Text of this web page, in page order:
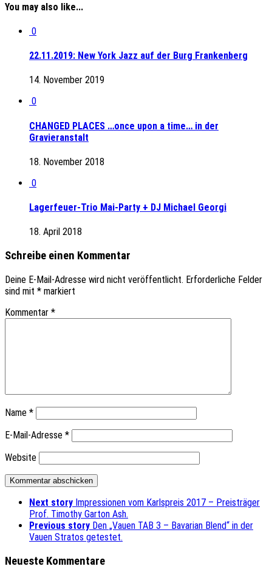
You may also like...
0
22.11.2019: New York Jazz auf der Burg Frankenberg
14. November 2019
0
CHANGED PLACES …once upon a time… in der
Gravieranstalt
18. November 2018
0
Lagerfeuer-Trio Mai-Party + DJ Michael Georgi
18. April 2018
Schreibe einen Kommentar
Deine E-Mail-Adresse wird nicht veröffentlicht. Erforderliche Felder
sind mit * markiert
Kommentar *
Name *
E-Mail-Adresse *
Website
Next story Impressionen vom Karlspreis 2017 – Preisträger
Prof. Timothy Garton Ash.
Previous story Den „Vauen TAB 3 – Bavarian Blend“ in der
Vauen Stratos getestet.
Neueste Kommentare